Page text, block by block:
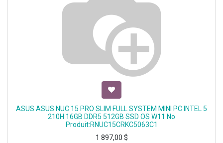
ASUS ASUS NUC 15 PRO SLIM FULL SYSTEM MINI PC INTEL 5
210H 16GB DDR5 512GB SSD OS W11 No
Produit:RNUC15CRKC5063C1
1 897,00 $